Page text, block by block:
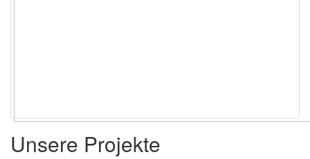
Unsere Projekte